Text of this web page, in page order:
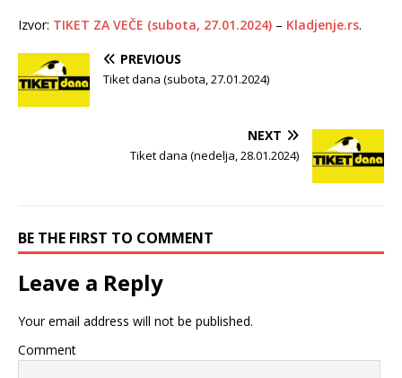
Izvor: TIKET ZA VEČE (subota, 27.01.2024) – Kladjenje.rs.
PREVIOUS
Tiket dana (subota, 27.01.2024)
NEXT
Tiket dana (nedelja, 28.01.2024)
BE THE FIRST TO COMMENT
Leave a Reply
Your email address will not be published.
Comment